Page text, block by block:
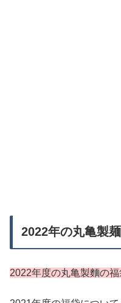
2022年の丸亀製
2022年度の丸亀製麵の